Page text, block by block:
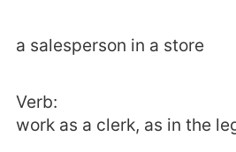
a salesperson in a store
Verb:
work as a clerk, as in the